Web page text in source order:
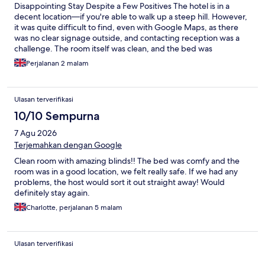
Disappointing Stay Despite a Few Positives The hotel is in a
decent location—if you're able to walk up a steep hill. However,
it was quite difficult to find, even with Google Maps, as there
was no clear signage outside, and contacting reception was a
challenge. The room itself was clean, and the bed was
comfortable, which was appreciated. Unfortunately, there were
several issues that detracted from the stay. The walls were
peeling, and the water temperature fluctuated between hot
and cold unexpectedly. The room had only one small bin located
in the bathroom, which was not sufficient. An iron was provided
on request, but there was no ironing board. The front door was
difficult to open, and under the bed was very dirty, with old
tissues and makeup left behind. The balcony was cluttered, with
items. Despite booking a “garden view” room, there was no
garden view at all. We had booked breakfast, but weren’t
informed that it was off-site, requiring a 6-minute walk to a
nearby café. The café itself was decent, but on our first visit, we
were not given any options—food was simply placed in front of
we had to pay extra for another orange juice.
Perjalanan 2 malam
Ulasan terverifikasi
10/10 Sempurna
7 Agu 2026
Terjemahkan dengan Google
Clean room with amazing blinds!! The bed was comfy and the
room was in a good location, we felt really safe. If we had any
problems, the host would sort it out straight away! Would
definitely stay again.
Charlotte, perjalanan 5 malam
Ulasan terverifikasi